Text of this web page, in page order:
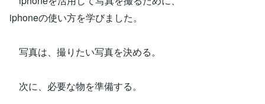
iphoneの使い方を学びました。
写真は、撮りたい写真を決める。
次に、必要な物を準備する。